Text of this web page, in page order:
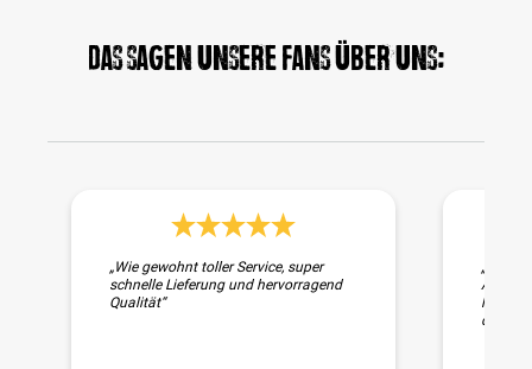
Das sagen unsere Fans über uns:
„Wie gewohnt toller Service, super
schnelle Lieferung und hervorragend
Qualität“
Auch
das